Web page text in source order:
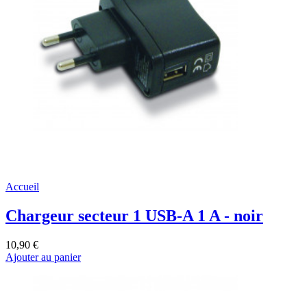
Accueil
Chargeur secteur 1 USB-A 1 A - noir
10,90 €
Ajouter au panier